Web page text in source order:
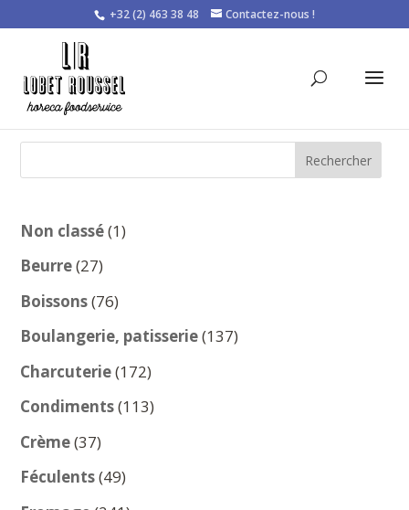
+32 (2) 463 38 48 Contactez-nous !
Rechercher
Non classé 11
Beurre 2727
produits
Boissons 7676
produits
Boulangerie, patisserie 137137
Charcuterie 172172
produits
Condiments 113113
Crème 3737
produits
Féculents 4949
produits